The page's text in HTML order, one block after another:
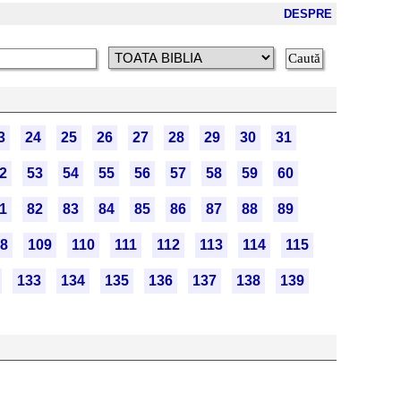
DESPRE
24 25 26 27 28 29 30 31
53 54 55 56 57 58 59 60
82 83 84 85 86 87 88 89
109 110 111 112 113 114 115
133 134 135 136 137 138 139